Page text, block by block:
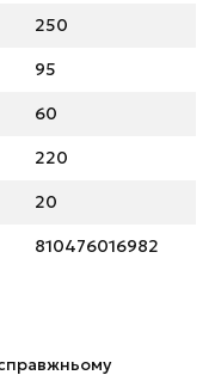
250
95
60
220
20
810476016982